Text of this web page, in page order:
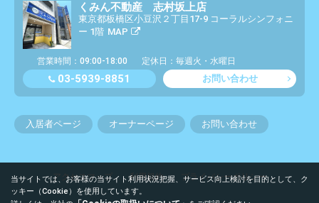
くみん不動産 志村坂上店
東京都板橋区小豆沢２丁目17-9 コーラルシンフォニ
ー 1階 MAP
営業時間：09:00-18:00 定休日：毎週火・水曜日
03-5939-8851 お問い合わせ
入居者ページ オーナーページ お問い合わせ
アクセスマップ 利用規約 プライバシーポリシー
当サイトでは、お客様の当サイト利用状況把握、サービス向上検討を目的として、ク
ッキー（Cookie）を使用しています。